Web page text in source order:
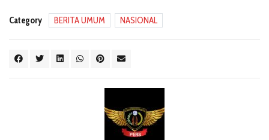
Category BERITA UMUM NASIONAL